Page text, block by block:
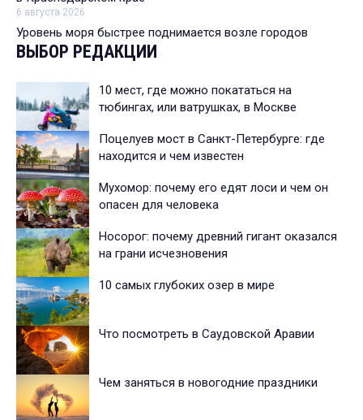
6 августа 2026
Уровень моря быстрее поднимается возле городов
ВЫБОР РЕДАКЦИИ
10 мест, где можно покататься на
тюбингах, или ватрушках, в Москве
Поцелуев мост в Санкт-Петербурге: где
находится и чем известен
Мухомор: почему его едят лоси и чем он
опасен для человека
Носорог: почему древний гигант оказался
на грани исчезновения
10 самых глубоких озер в мире
Что посмотреть в Саудовской Аравии
Чем заняться в новогодние праздники